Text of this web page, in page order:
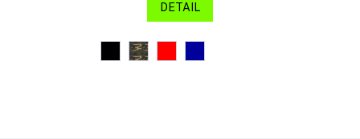
DETAIL